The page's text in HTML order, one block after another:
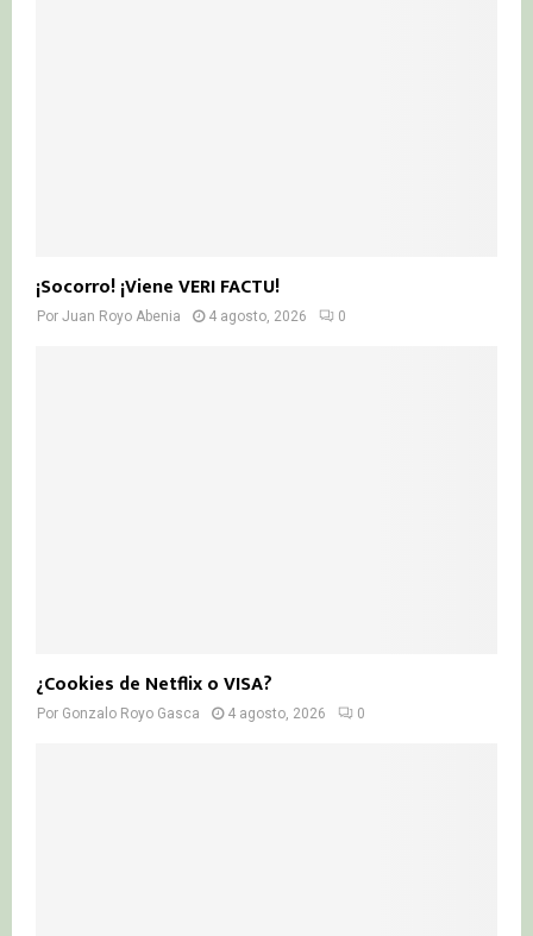
¡Socorro! ¡Viene VERI FACTU!
Por Juan Royo Abenia 4 agosto, 2026 0
¿Cookies de Netflix o VISA?
Por Gonzalo Royo Gasca 4 agosto, 2026 0